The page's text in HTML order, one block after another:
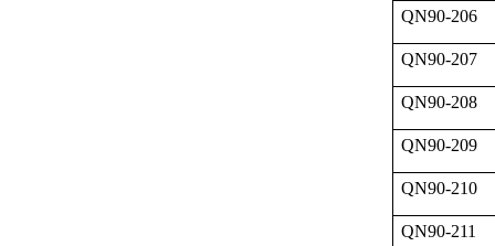
QN90-206
QN90-207
QN90-208
QN90-209
QN90-210
QN90-211